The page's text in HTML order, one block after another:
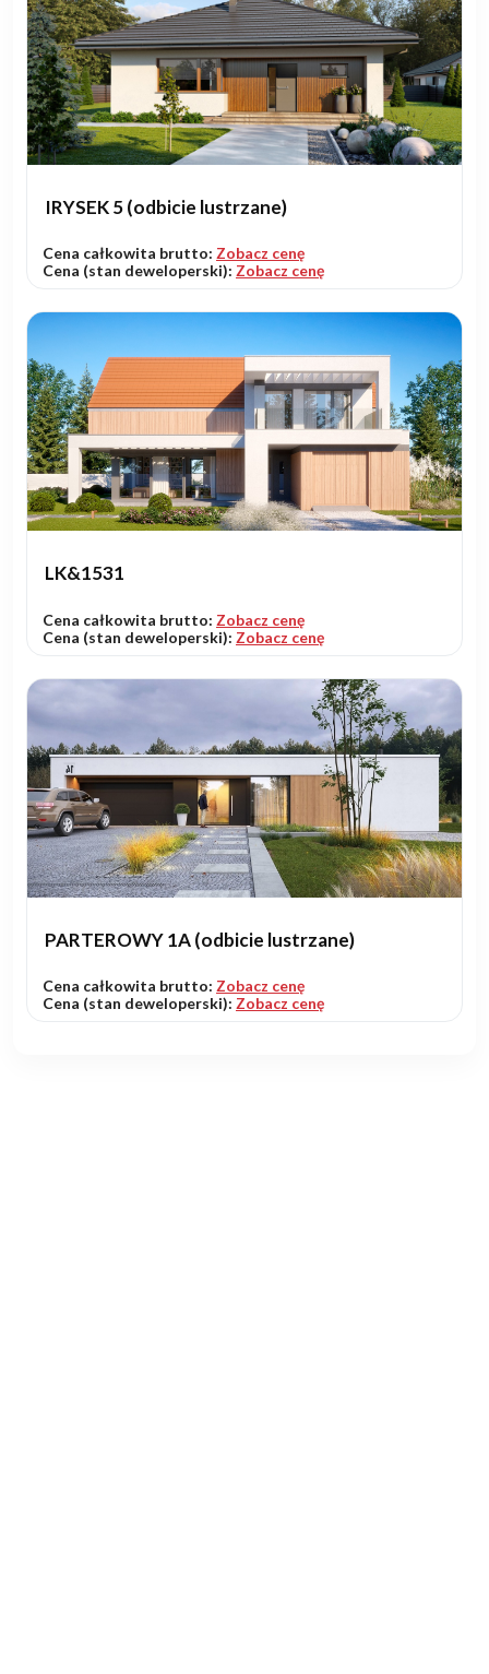
IRYSEK 5 (odbicie lustrzane)
Cena całkowita brutto: Zobacz cenę
Cena (stan deweloperski): Zobacz cenę
LK&1531
Cena całkowita brutto: Zobacz cenę
Cena (stan deweloperski): Zobacz cenę
PARTEROWY 1A (odbicie lustrzane)
Cena całkowita brutto: Zobacz cenę
Cena (stan deweloperski): Zobacz cenę